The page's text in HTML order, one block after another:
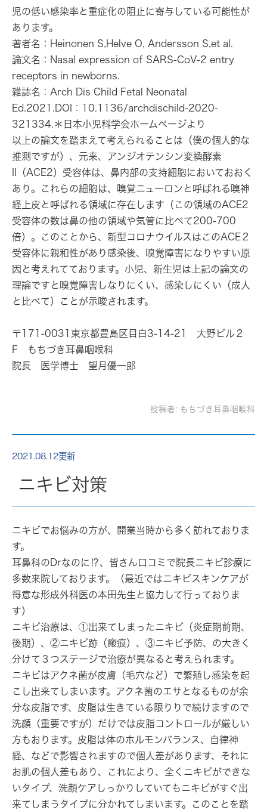
児の低い感染率と重症化の阻止に寄与している可能性が
あります。
著者名：Heinonen S,Helve O, Andersson S,et al.
論文名：Nasal expression of SARS-CoV-2 entry
receptors in newborns.
雑誌名：Arch Dis Child Fetal Neonatal
Ed.2021.DOI：10.1136/archdischild-2020-
321334.＊日本小児科学会ホームページより
以上の論文を踏まえて考えられることは（僕の個人的な
推測ですが）、元来、アンジオテンシン変換酵素
II（ACE2）受容体は、鼻内部の支持細胞においておおく
あり。これらの細胞は、嗅覚ニューロンと呼ばれる嗅神
経上皮と呼ばれる領域に存在します（この領域のACE2
受容体の数は鼻の他の領域や気管に比べて200-700
倍）。このことから、新型コロナウイルスはこのACE２
受容体に親和性があり感染後、嗅覚障害になりやすい原
因と考えれてております。小児、新生児は上記の論文の
理論ですと嗅覚障害しなりにくい、感染しにくい（成人
と比べて）ことが示唆されます。
〒171-0031東京都豊島区目白3-14-21 大野ビル２
F もちづき耳鼻咽喉科
院長 医学博士 望月優一郎
投稿者: もちづき耳鼻咽喉科
2021.08.12更新
ニキビ対策
ニキビでお悩みの方が、開業当時から多く訪れておりま
す。
耳鼻科のDrなのに⁉、皆さん口コミで院長ニキビ診療に
多数来院しております。（最近ではニキビスキンケアが
得意な形成外科医の本田先生と協力して行っておりま
す）
ニキビ治療は、①出来てしまったニキビ（炎症期前期、
後期）、②ニキビ跡（瘢痕）、③ニキビ予防、の大きく
分けて３つステージで治療が異なると考えられます。
ニキビはアクネ菌が皮膚（毛穴など）で繁殖し感染を起
こし出来てしまいます。アクネ菌のエサとなるものが余
分な皮脂です、皮脂は生きている限りりで続けますので
洗顔（重要ですが）だけでは皮脂コントロールが厳しい
方もおります。皮脂は体のホルモンバランス、自律神
経、などで影響されますので個人差があります、それに
お肌の個人差もあり、これにより、全くニキビができな
いタイプ、洗顔ケアしっかりしていてもニキビがすぐ出
来てしまうタイプに分かれてしまいます。このことを踏